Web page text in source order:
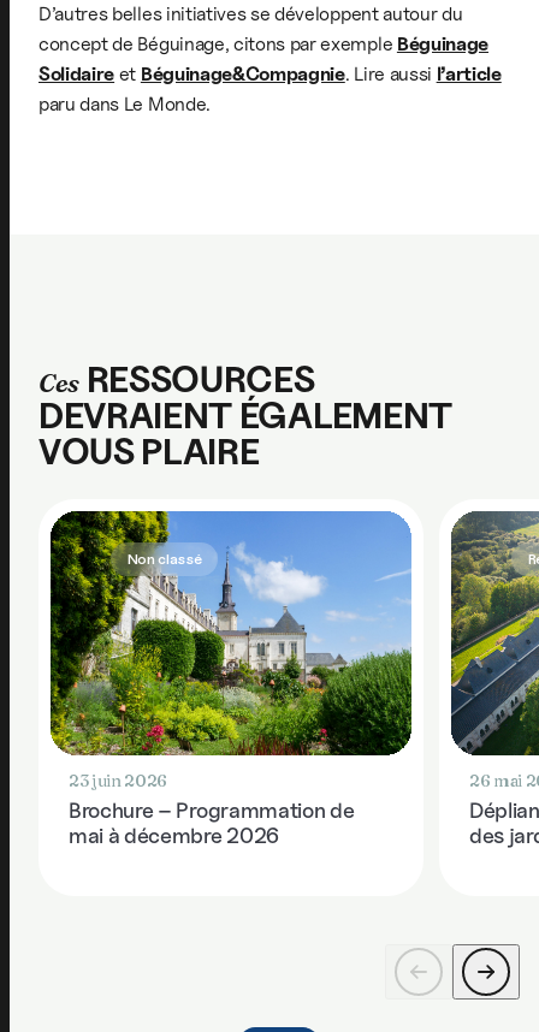
D’autres belles initiatives se développent autour du
concept de Béguinage, citons par exemple Béguinage
Solidaire et Béguinage&Compagnie. Lire aussi l’article
paru dans Le Monde.
Ces RESSOURCES
DEVRAIENT ÉGALEMENT
VOUS PLAIRE
Non classé
23 juin 2026
Brochure – Programmation de
mai à décembre 2026
26 mai
des